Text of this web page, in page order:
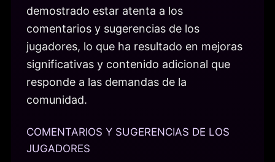
demostrado estar atenta a los
comentarios y sugerencias de los
jugadores, lo que ha resultado en mejoras
significativas y contenido adicional que
responde a las demandas de la
comunidad.
COMENTARIOS Y SUGERENCIAS DE LOS
JUGADORES